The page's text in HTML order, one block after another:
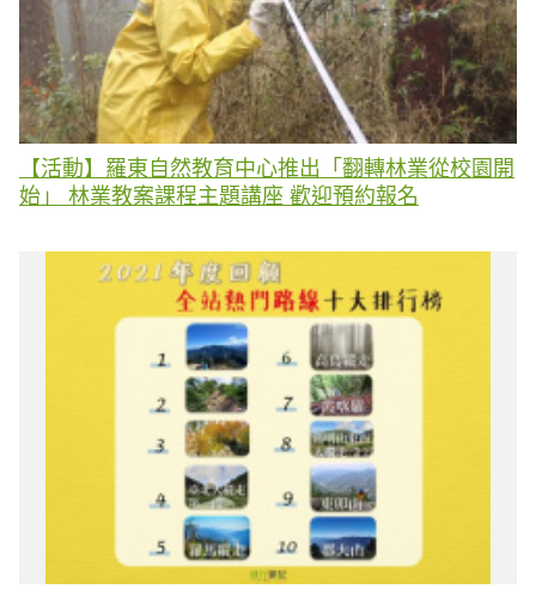
【活動】羅東自然教育中心推出「翻轉林業從校園開
始」 林業教案課程主題講座 歡迎預約報名